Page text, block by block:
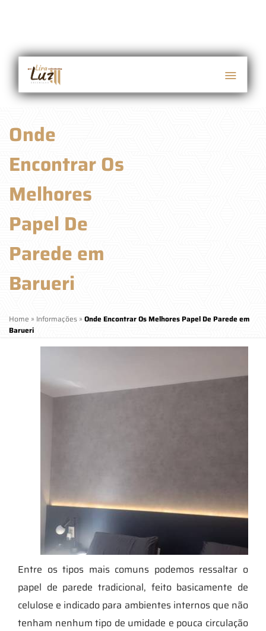
Onde
Encontrar Os
Melhores
Papel De
Parede em
Barueri
Home » Informações » Onde Encontrar Os Melhores Papel De Parede em
Barueri
Entre os tipos mais comuns podemos ressaltar o
papel de parede tradicional, feito basicamente de
celulose e indicado para ambientes internos que não
tenham nenhum tipo de umidade e pouca circulação